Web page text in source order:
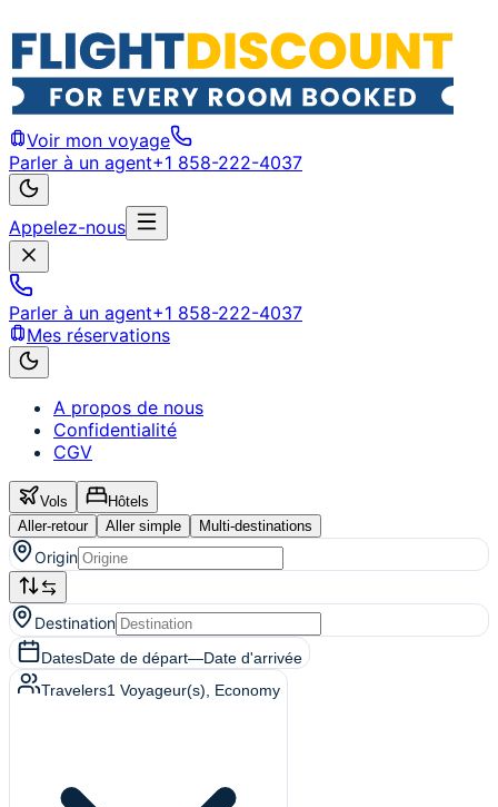
Voir mon voyage
Parler à un agent+1 858-222-4037
Appelez-nous
Parler à un agent+1 858-222-4037
Mes réservations
A propos de nous
Confidentialité
CGV
Vols
Hôtels
Aller-retour
Aller simple Multi-destinations
Origin
Destination
DatesDate de départ—Date d'arrivée
Travelers1 Voyageur(s) , Economy